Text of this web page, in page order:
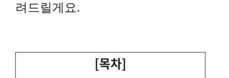
려드릴게요.
[목차]